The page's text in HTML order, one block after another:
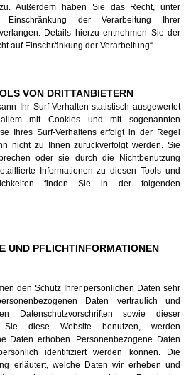
Außerdem haben Sie das Recht, unter
Einschränkung der Verarbeitung Ihrer
Details hierzu entnehmen Sie der
auf Einschränkung der Verarbeitung“.
VON DRITTANBIETERN
Ihr Surf-Verhalten statistisch ausgewertet
mit Cookies und mit sogenannten
Ihres Surf-Verhaltens erfolgt in der Regel
nicht zu Ihnen zurückverfolgt werden. Sie
oder sie durch die Nichtbenutzung
Informationen zu diesen Tools und
finden Sie in der folgenden
UND PFLICHTINFORMATIONEN
den Schutz Ihrer persönlichen Daten sehr
Daten vertraulich und
Datenschutzvorschriften sowie dieser
Sie diese Website benutzen, werden
Daten erhoben. Personenbezogene Daten
identifiziert werden können. Die
erläutert, welche Daten wir erheben und